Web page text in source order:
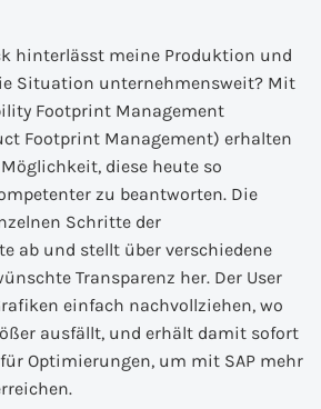
hinterlässt meine Produktion und
Situation unternehmensweit? Mit
Footprint Management
Footprint Management) erhalten
diese heute so
zu beantworten. Die
Schritte der
ab und stellt über verschiedene
Transparenz her. Der User
einfach nachvollziehen, wo
ausfällt, und erhält damit sofort
Optimierungen, um mit SAP mehr